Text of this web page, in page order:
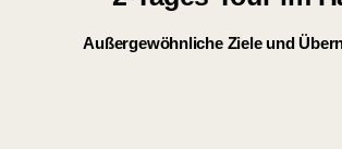
Außergewöhnliche Ziele und